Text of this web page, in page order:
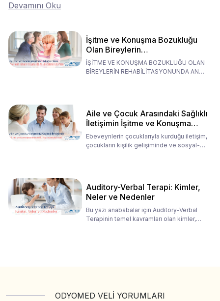
Devamını Oku
İşitme ve Konuşma Bozukluğu
Olan Bireylerin
Rehabilitasyonunda Ana
Babaların Tutumları
İŞİTME VE KONUŞMA BOZUKLUĞU OLAN
BİREYLERİN REHABİLİTASYONUNDA ANA
Aile ve Çocuk Arasındaki Sağlıklı
İletişimin İşitme ve Konuşma
Rehabilitasyonundaki Rolü
Ebeveynlerin çocuklarıyla kurduğu iletişim,
çocukların kişilik gelişiminde ve sosyal-
Auditory-Verbal Terapi: Kimler,
Neler ve Nedenler
Bu yazı anababalar için Auditory-Verbal
Terapinin temel kavramları olan kimler,
ODYOMED VELİ YORUMLARI